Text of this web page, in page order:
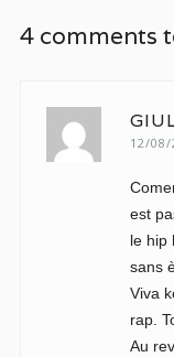
4 comments
12/08/
est
le hip
sans
Viva
rap.
Au